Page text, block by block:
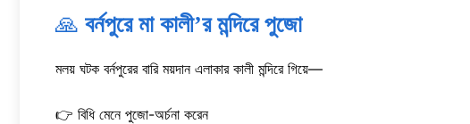
🙏 বর্নপুরে মা কালী’র মন্দিরে পুজো
মলয় ঘটক বর্নপুরের বারি ময়দান এলাকার কালী মন্দিরে গিয়ে—
👉 বিধি মেনে পুজো-অর্চনা করেন